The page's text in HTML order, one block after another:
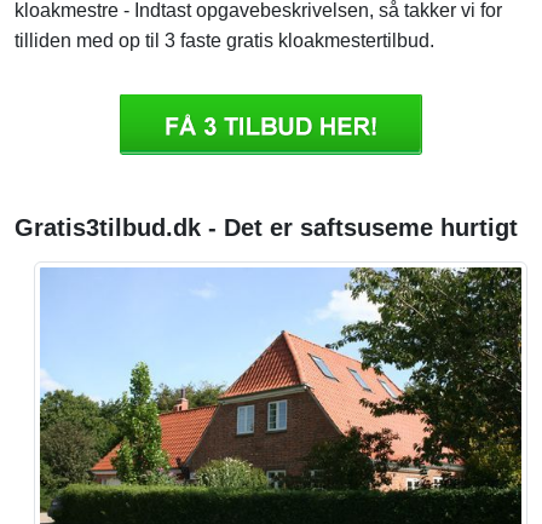
kloakmestre - Indtast opgavebeskrivelsen, så takker vi for
tilliden med op til 3 faste gratis kloakmestertilbud.
Gratis3tilbud.dk - Det er saftsuseme hurtigt